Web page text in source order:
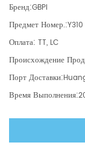
Бренд:GBPI
Предмет Номер.:Y310
Оплата: TT, LC
Происхождение
Порт Доставки:
Время Выполнения: